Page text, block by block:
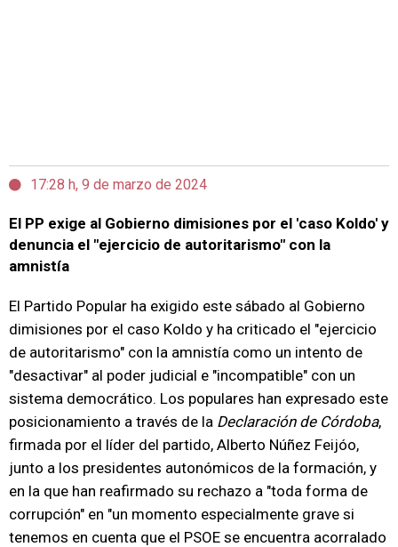
17:28 h, 9 de marzo de 2024
El PP exige al Gobierno dimisiones por el 'caso Koldo' y
denuncia el "ejercicio de autoritarismo" con la
amnistía
El Partido Popular ha exigido este sábado al Gobierno
dimisiones por el caso Koldo y ha criticado el "ejercicio
de autoritarismo" con la amnistía como un intento de
"desactivar" al poder judicial e "incompatible" con un
sistema democrático. Los populares han expresado este
posicionamiento a través de la Declaración de Córdoba,
firmada por el líder del partido, Alberto Núñez Feijóo,
junto a los presidentes autonómicos de la formación, y
en la que han reafirmado su rechazo a "toda forma de
corrupción" en "un momento especialmente grave si
tenemos en cuenta que el PSOE se encuentra acorralado